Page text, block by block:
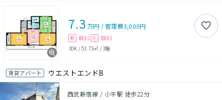
7.3 万円 /管理費3,000円
敷 無料 礼 無料
3DK /53.73㎡ /3階
賃貸アパート ウエストエンドB
西武新宿線 / 小平駅 徒歩22分